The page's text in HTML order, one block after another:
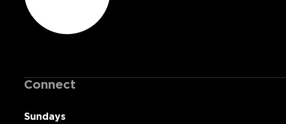
Connect
Sundays